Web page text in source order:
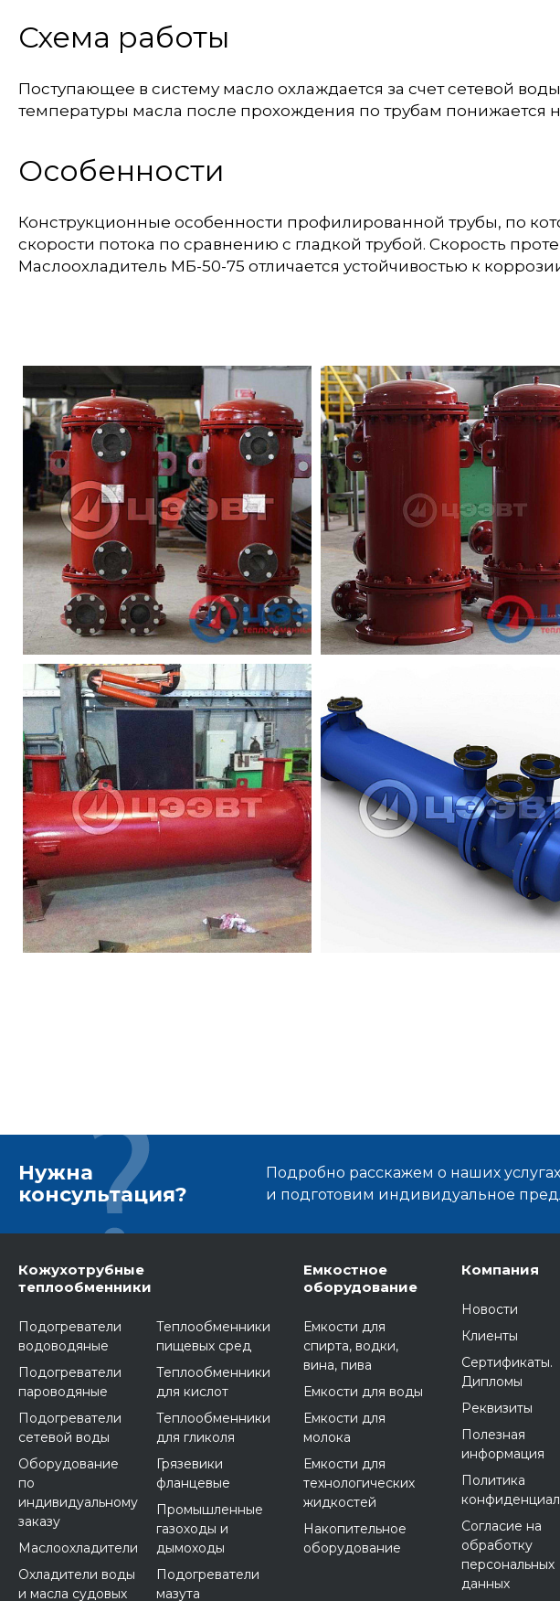
Схема работы
Поступающее в систему масло охлаждается за счет сетевой
температуры масла после прохождения по трубам понижается
Особенности
Конструкционные особенности профилированной трубы, по
скорости потока по сравнению с гладкой трубой. Скорость
Маслоохладитель МБ-50-75 отличается устойчивостью к
Нужна
консультация?
Подробно расскажем о наших
и подготовим индивидуальное
Кожухотрубные
теплообменники
Подогреватели
водоводяные
Подогреватели
пароводяные
Подогреватели
сетевой воды
Оборудование
по
индивидуальному
заказу
Маслоохладители
Охладители воды
и масла судовых
Теплообменники
пищевых сред
Теплообменники
для кислот
Теплообменники
для гликоля
Грязевики
фланцевые
Промышленные
газоходы и
дымоходы
Подогреватели
мазута
Емкостное
оборудование
Емкости для
спирта, водки,
вина, пива
Емкости для воды
Емкости для
молока
Емкости для
технологических
жидкостей
Накопительное
оборудование
Компания
Новости
Клиенты
Сертификаты.
Дипломы
Реквизиты
Полезная
информация
Политика
Согласие на
обработку
персональных
данных